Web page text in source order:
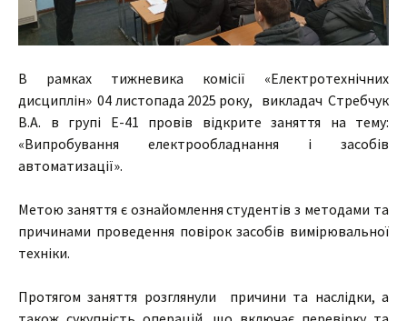
В рамках тижневика комісії «Електротехнічних
дисциплін» 04 листопада 2025 року, викладач Стребчук
В.А. в групі Е-41 провів відкрите заняття на тему:
«Випробування електрообладнання і засобів
автоматизації».
Метою заняття є ознайомлення студентів з методами та
причинами проведення повірок засобів вимірювальної
техніки.
Протягом заняття розглянули причини та наслідки, а